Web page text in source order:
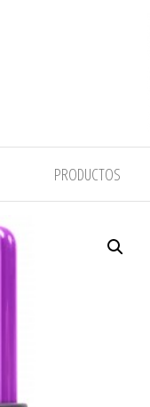
COMPEL
PRODUCTOS